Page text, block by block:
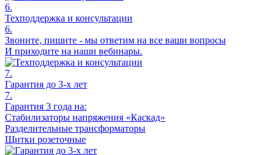
6.
Техподдержка и консультации
6.
Звоните, пишите - мы ответим на все ваши вопросы
И приходите на наши вебинары.
7.
Гарантия до 3-х лет
7.
Гарантия 3 года на:
Стабилизаторы напряжения «Каскад»
Разделительные трансформаторы
Щитки розеточные